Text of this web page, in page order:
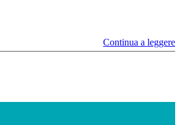
Continua a leggere